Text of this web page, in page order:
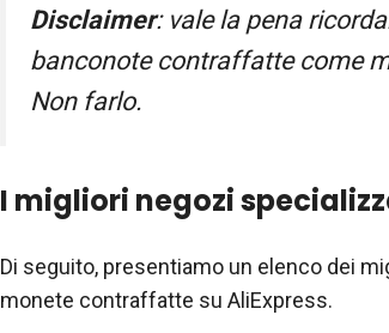
Disclaimer: vale la pena
banconote contraffatte come
Non farlo.
I migliori negozi
Di seguito, presentiamo un elenco dei
monete contraffatte su AliExpress.